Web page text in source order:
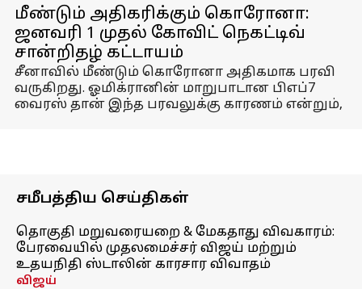
மீண்டும் அதிகரிக்கும் கொரோனா:
ஜனவரி 1 முதல் கோவிட் நெகட்டிவ்
சான்றிதழ் கட்டாயம்
சீனாவில் மீண்டும் கொரோனா அதிகமாக பரவி
வருகிறது. ஓமிக்ரானின் மாறுபாடான பிஎப்7
வைரஸ் தான் இந்த பரவலுக்கு காரணம் என்றும்,
சமீபத்திய செய்திகள்
தொகுதி மறுவரையறை & மேகதாது விவகாரம்:
பேரவையில் முதலமைச்சர் விஜய் மற்றும்
உதயநிதி ஸ்டாலின் காரசார விவாதம்
விஜய்